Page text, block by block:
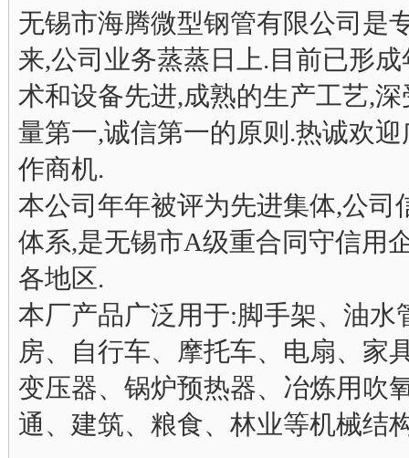
无锡市海腾微型钢管有限公司是
来,公司业务蒸蒸日上.目前已形
术和设备先进,成熟的生产工艺,
量第一,诚信第一的原则.热诚欢
作商机.
本公司年年被评为先进集体,公司
体系,是无锡市A级重合同守信用
各地区.
本厂产品广泛用于:脚手架、油
房、自行车、摩托车、电扇、家
变压器、锅炉预热器、冶炼用吹
通、建筑、粮食、林业等机械结